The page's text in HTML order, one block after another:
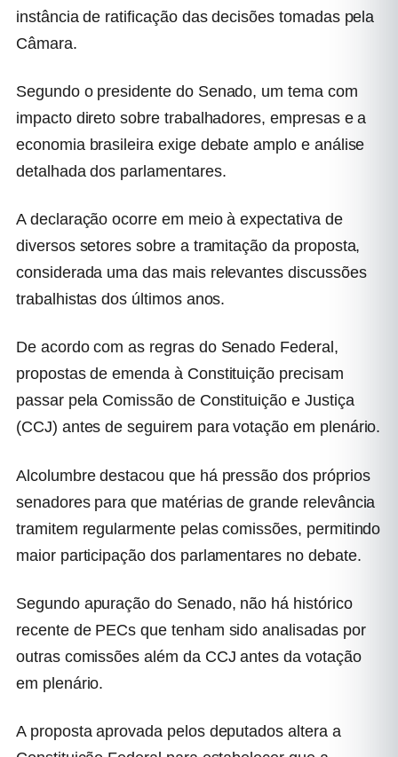
instância de ratificação das decisões tomadas pela
Câmara.
Segundo o presidente do Senado, um tema com
impacto direto sobre trabalhadores, empresas e a
economia brasileira exige debate amplo e análise
detalhada dos parlamentares.
A declaração ocorre em meio à expectativa de
diversos setores sobre a tramitação da proposta,
considerada uma das mais relevantes discussões
trabalhistas dos últimos anos.
De acordo com as regras do Senado Federal,
propostas de emenda à Constituição precisam
passar pela Comissão de Constituição e Justiça
(CCJ) antes de seguirem para votação em plenário.
Alcolumbre destacou que há pressão dos próprios
senadores para que matérias de grande relevância
tramitem regularmente pelas comissões, permitindo
maior participação dos parlamentares no debate.
Segundo apuração do Senado, não há histórico
recente de PECs que tenham sido analisadas por
outras comissões além da CCJ antes da votação
em plenário.
A proposta aprovada pelos deputados altera a